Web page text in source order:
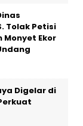
Tolak Petisi
Ekor
Digelar di